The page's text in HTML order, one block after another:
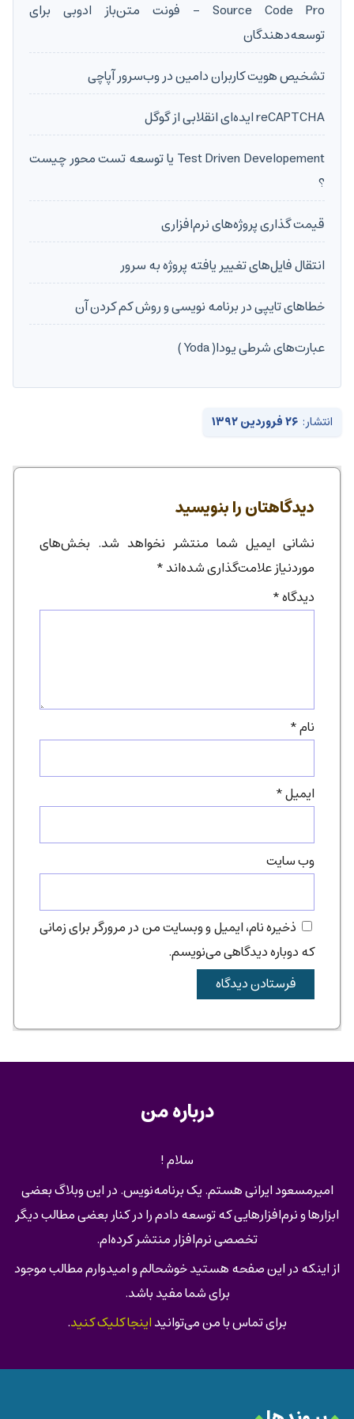
Source Code Pro - فونت متن‌باز ادوبی برای
توسعه‌دهندگان
تشخیص هویت کاربران دامین در وب‌سرور آپاچی
reCAPTCHA ایده‌ای انقلابی از گوگل
Test Driven Developement یا توسعه تست محور چیست
؟
قیمت گذاری پروژه‌های نرم‌افزاری
انتقال فایل‌های تغییر یافته پروژه به سرور
خطاهای تایپی در برنامه نویسی و روش کم کردن آن
عبارت‌های شرطی یودا( Yoda )
انتشار: ۲۶ فروردین ۱۳۹۲
دیدگاهتان را بنویسید
نشانی ایمیل شما منتشر نخواهد شد. بخش‌های
موردنیاز علامت‌گذاری شده‌اند*
دیدگاه*
نام*
ایمیل*
وب‌ سایت
ذخیره نام، ایمیل و وبسایت من در مرورگر برای زمانی
که دوباره دیدگاهی می‌نویسم.
درباره من
سلام !
امیرمسعود ایرانی هستم. یک برنامه‌نویس. در این وبلاگ بعضی
ابزارها و نرم‌افزارهایی که توسعه دادم را در کنار بعضی مطالب دیگر
تخصصی نرم‌افزار منتشر کرده‌ام.
از اینکه در این صفحه هستید خوشحالم و امیدوارم مطالب موجود
برای شما مفید باشد.
برای تماس با من می‌توانیداینجا کلیک کنید.